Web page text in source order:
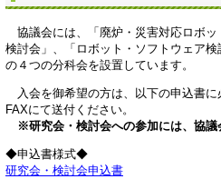
協議会には、「廃炉・災害対応ロボ
検討会」、「ロボット・ソフトウェア検
の４つの分科会を設置しています。
入会を御希望の方は、以下の申込書に
FAXにて送付ください。
※研究会・検討会への参加には、協議
◆申込書様式◆
研究会・検討会申込書